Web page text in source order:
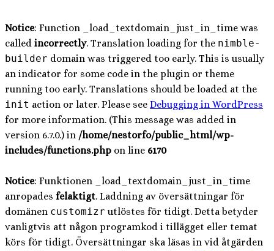
Notice: Function _load_textdomain_just_in_time was
called incorrectly. Translation loading for the nimble-
builder domain was triggered too early. This is usually
an indicator for some code in the plugin or theme
running too early. Translations should be loaded at the
init action or later. Please see Debugging in WordPress
for more information. (This message was added in
version 6.7.0.) in /home/nestorfo/public_html/wp-
includes/functions.php on line 6170
Notice: Funktionen _load_textdomain_just_in_time
anropades felaktigt. Laddning av översättningar för
domänen customizr utlöstes för tidigt. Detta betyder
vanligtvis att någon programkod i tillägget eller temat
körs för tidigt. Översättningar ska läsas in vid åtgärden